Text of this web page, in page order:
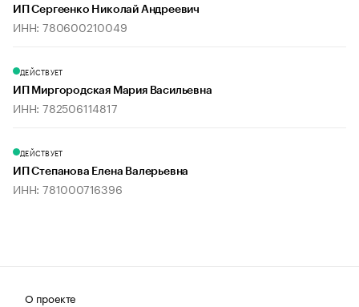
ИП Сергеенко Николай Андреевич
ИНН: 780600210049
ДЕЙСТВУЕТ
ИП Миргородская Мария Васильевна
ИНН: 782506114817
ДЕЙСТВУЕТ
ИП Степанова Елена Валерьевна
ИНН: 781000716396
О проекте